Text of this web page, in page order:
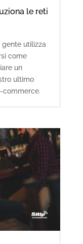
le reti
gente utilizza
come
un
ultimo
commerce.